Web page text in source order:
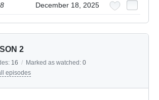
December 18, 2025
2
16 / Marked as watched: 0
episodes